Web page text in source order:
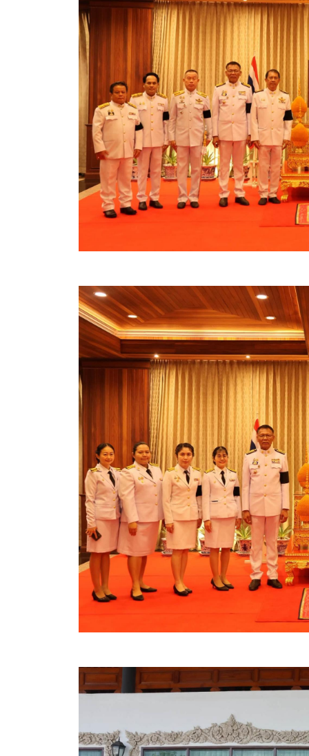
ข้อระเบียบและกฎหมาย
มาตรฐานการปฏิบัติงาน
แผนพัฒนาท้องถิ่น ของอบจ.สุพรรณบุรี
ข้อบัญญัติงบประมาณรายจ่ายประจำปี ของ อบจ.สุ
ข้อบัญญัติอื่นๆ ของ อบจ.สุพรรณบุรี
รายงานการประชุมสภา อบจ.สุพรรณบุรี
รายงานรายรับรายจ่าย อบจ.สุพรรณบุรี
รายงานการติดตามและประเมินผลแผนพัฒนาท้อง
สรุปผลการประเมินความพึงพอใจ
ระบบสืบค้นข้อมูล ประกาศ ก.จ.จ. สุพรรณบุรี (พ.ศ
Document
คลินิกเซ็นเตอร์
แบบฟอร์มบริหารงานบุคคล
รายงานตรวจสอบภายใน
รายงานเครื่องจักรกล อบจ.
ศูนย์อำนวยการการเลือกตั้ง สมาชิกสภาและนายก